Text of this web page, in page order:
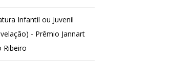
Infantil ou Juvenil
- Prêmio Jannart
Ribeiro